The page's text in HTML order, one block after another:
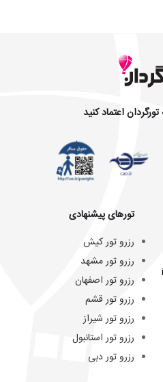
اعتماد کنید
تورهای پیشنهادی
رزرو تور کیش
رزرو تور مشهد
رزرو تور اصفهان
رزرو تور قشم
رزرو تور شیراز
رزرو تور استانبول
رزرو تور دبی